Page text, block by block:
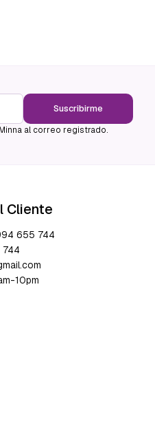
Suscribirme
al correo registrado.
Cliente
655 744
10pm